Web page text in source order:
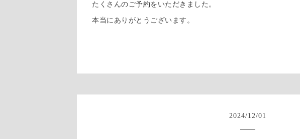
たくさんのご予約をいただきました。
本当にありがとうございます。
2024/12/01